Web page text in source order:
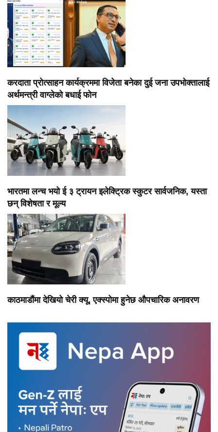
करदाता प्रोत्साहन कार्यक्रममा विजेता बनेका दुई जना उपभोक्तालाई
अर्थमन्त्री वाग्लेको बधाई फोन
भारतमा लन्च भयो ई ३ ट्रायन इलेक्ट्रिक स्कुटर सार्वजनिक, यस्ता
छन् विशेषता र मूल्य
काठमाडौंमा देखियो चेरी क्यू, एक्स्पोमा हुनेछ औपचारिक अनावरण